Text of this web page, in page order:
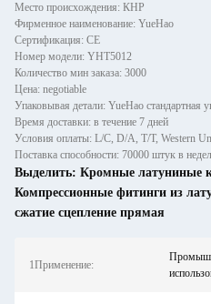
Место происхождения: КНР
Фирменное наименование: YueHao
Сертификация: CE
Номер модели: YHT5012
Количество мин заказа: 3000
Цена: negotiable
Упаковывая детали: YueHao стандартная
Время доставки: в течение 7 дней
Условия оплаты: L/C, D/A, T/T, Western
Поставка способности: 70000 штук в
Выделить: Кромные латуниные
Компрессионные фитинги из
сжатие сцепление прямая
1Применение: